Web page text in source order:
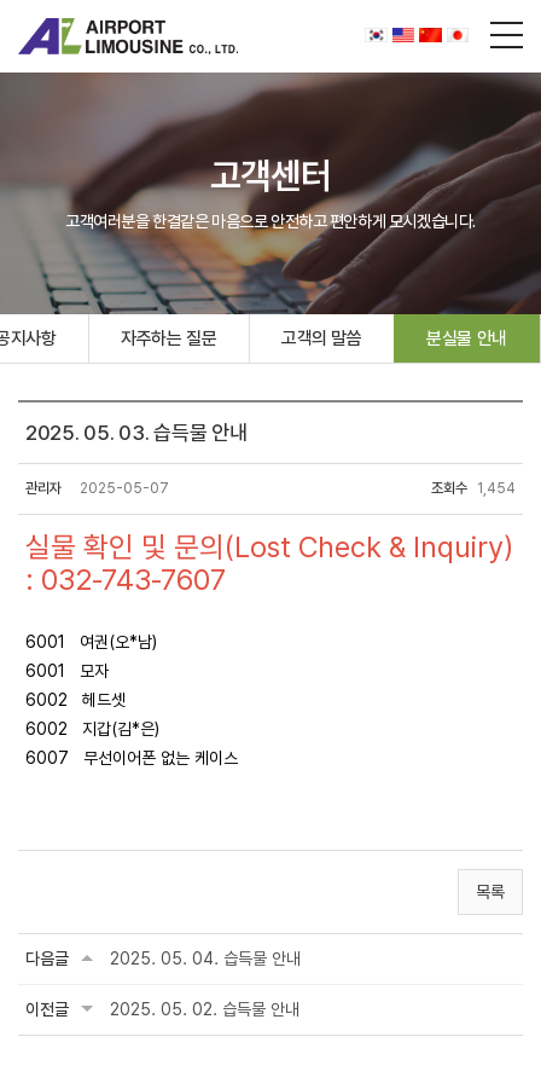
고객센터
고객여러분을 한결같은 마음으로 안전하고 편안하게 모시겠습니다.
지사항 자주하는 질문 고객의 말씀 분실물 안내
2025. 05. 03. 습득물 안내
관리자 2025-05-07 조회수 1,454
실물 확인 및 문의(Lost Check & Inquiry)
: 032-743-7607
6001 여권(오*남)
6001 모자
6002 헤드셋
6002 지갑(김*은)
6007 무선이어폰 없는 케이스
목록
다음글 2025. 05. 04. 습득물 안내
이전글 2025. 05. 02. 습득물 안내